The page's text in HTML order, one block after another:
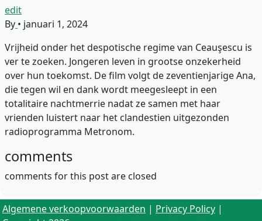
edit
By • januari 1, 2024
Vrijheid onder het despotische regime van Ceauşescu is
ver te zoeken. Jongeren leven in grootse onzekerheid
over hun toekomst. De film volgt de zeventienjarige Ana,
die tegen wil en dank wordt meegesleept in een
totalitaire nachtmerrie nadat ze samen met haar
vrienden luistert naar het clandestien uitgezonden
radioprogramma Metronom.
comments
comments for this post are closed
Algemene verkoopvoorwaarden | Privacy Policy |